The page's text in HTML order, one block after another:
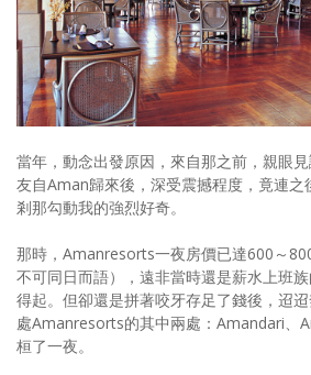
當年，動念出發原因，來自那之前，親眼
友自Aman歸來後，深受震撼程度，竟連之
剎那勾動我的強烈好奇。
那時，Amanresorts一夜房價已達600～
不可同日而語），遠非當時還是薪水上班
得起。但卻還是拼著咬牙存足了錢後，迢
處Amanresorts的其中兩處：Amandari、
桓了一夜。